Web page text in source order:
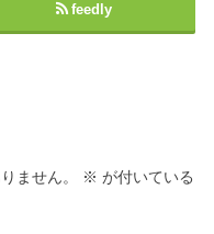
feedly
ません。 ※ が付いている